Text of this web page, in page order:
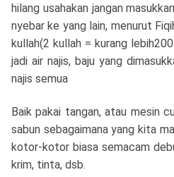
hilang usahakan jangan
nyebar ke yang lain, menurut
kullah(2 kullah = kurang
jadi air najis, baju yang
najis semua
Baik pakai tangan, atau mesin
sabun sebagaimana yang kita
kotor-kotor biasa semacam
krim, tinta, dsb.